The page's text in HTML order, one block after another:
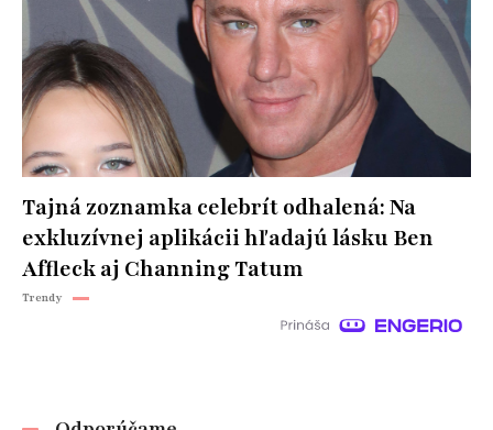
Tajná zoznamka celebrít odhalená: Na
exkluzívnej aplikácii hľadajú lásku Ben
Affleck aj Channing Tatum
Trendy